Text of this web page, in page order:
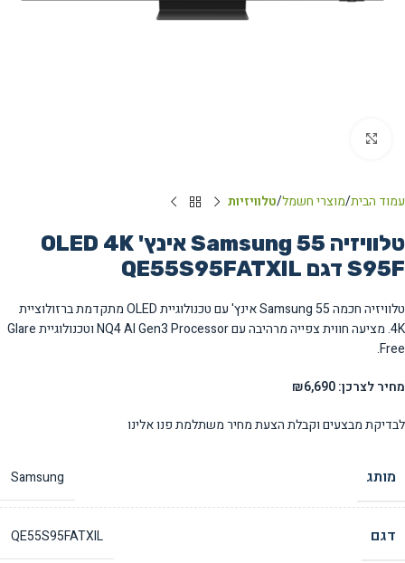
עמוד הבית מוצרי חשמל טלוויזיות
טלוויזיה Samsung 55 אינץ' OLED 4K
S95F דגם QE55S95FATXIL
טלוויזיה חכמה Samsung 55 אינץ' עם טכנולוגיית OLED מתקדמת ברזולוציית
4K. מציעה חווית צפייה מרהיבה עם NQ4 AI Gen3 Processor וטכנולוגיית Glare
Free.
מחיר לצרכן: ₪6,690
לבדיקת מבצעים וקבלת הצעת מחיר משתלמת פנו אלינו
מותג Samsung
דגם QE55S95FATXIL